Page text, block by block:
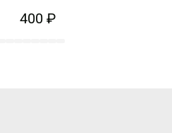
400 ₽